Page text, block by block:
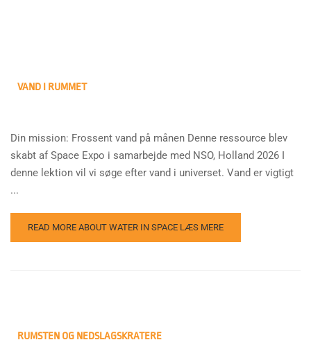
VAND I RUMMET
Din mission: Frossent vand på månen Denne ressource blev
skabt af Space Expo i samarbejde med NSO, Holland 2026 I
denne lektion vil vi søge efter vand i universet. Vand er vigtigt
...
READ MORE ABOUT WATER IN SPACE LÆS MERE
RUMSTEN OG NEDSLAGSKRATERE